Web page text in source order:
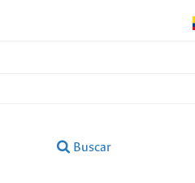
Buscar